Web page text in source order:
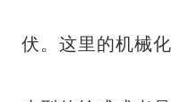
伏。这里的机械